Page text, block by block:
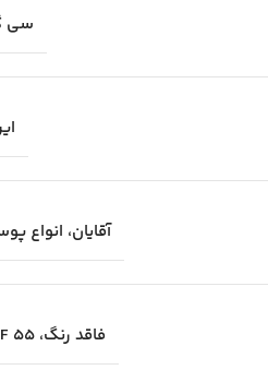
سی
آقایان، انواع
فاقد رنگ، SPF 55